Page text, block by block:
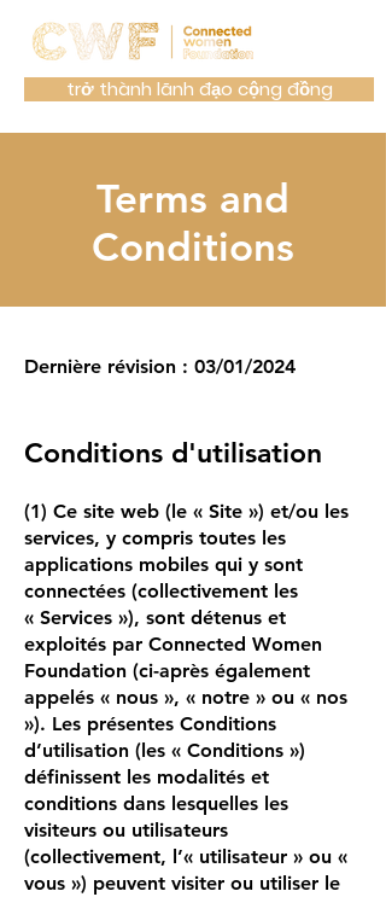
trở thành lãnh đạo cộng đồng
Terms and
Conditions
Dernière révision : 03/01/2024
Conditions d'utilisation
(1) Ce site web (le « Site ») et/ou les
services, y compris toutes les
applications mobiles qui y sont
connectées (collectivement les
« Services »), sont détenus et
exploités par Connected Women
Foundation (ci-après également
appelés « nous », « notre » ou « nos
»). Les présentes Conditions
d’utilisation (les « Conditions »)
définissent les modalités et
conditions dans lesquelles les
visiteurs ou utilisateurs
(collectivement, l’« utilisateur » ou «
vous ») peuvent visiter ou utiliser le